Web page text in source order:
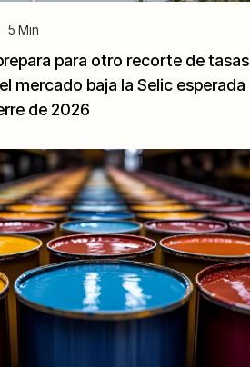
5 Min
para otro recorte de tasas
mercado baja la Selic esperada
de 2026